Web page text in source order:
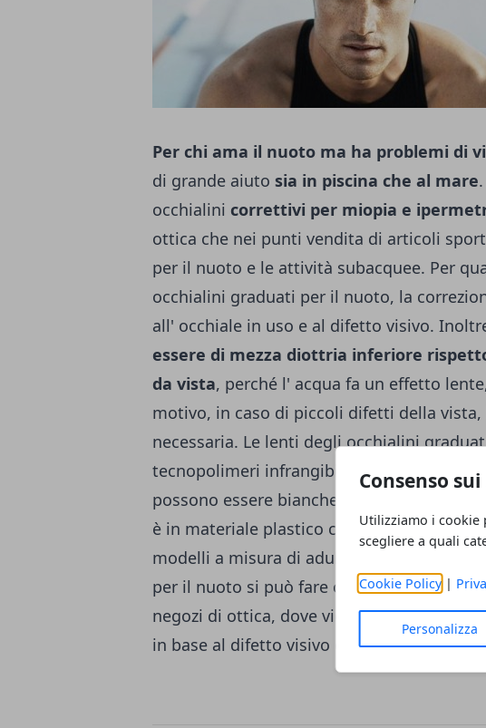
Consenso
Utilizziamo i cookie
scegliere a quali
Cookie Policy|
Personalizza
Per chi ama il nuoto ma ha problemi di
di grande aiuto sia in piscina che al mare
occhialini correttivi per miopia e
ottica che nei punti vendita di articoli
per il nuoto e le attività subacquee. Per
occhialini graduati per il nuoto, la
all' occhiale in uso e al difetto visivo.
essere di mezza diottria inferiore
da vista, perché l' acqua fa un effetto
motivo, in caso di piccoli difetti della
necessaria. Le lenti degli occhialini
tecnopolimeri infrangibili (non sono mai in
possono essere bianche o colorate (anche
è in materiale plastico con guarnizioni di
modelli a misura di adulto e bambino. L'
per il nuoto si può fare con la prescrizione
negozi di ottica, dove viene valutato
in base al difetto visivo da correggere.